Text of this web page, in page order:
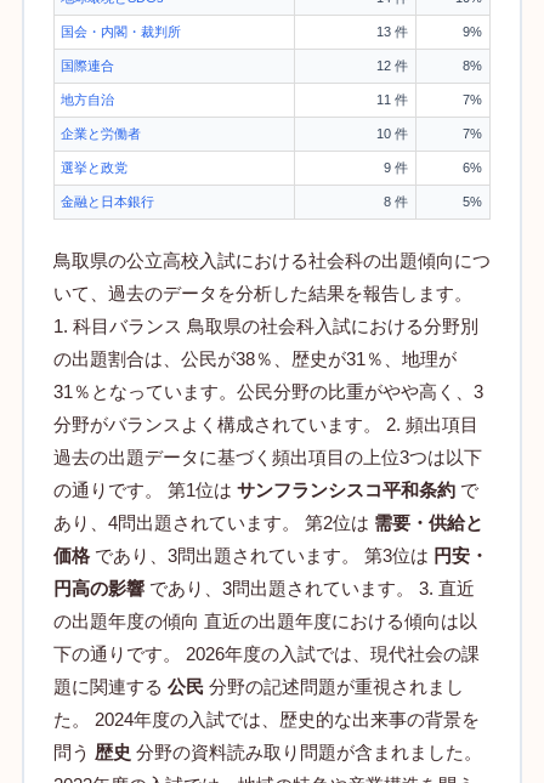
国会・内閣・裁判所 13 件 9%
国際連合 12 件 8%
地方自治 11 件 7%
企業と労働者 10 件 7%
選挙と政党 9 件 6%
金融と日本銀行 8 件 5%
鳥取県の公立高校入試における社会科の出題傾向につ
いて、過去のデータを分析した結果を報告します。
1. 科目バランス 鳥取県の社会科入試における分野別
の出題割合は、公民が38％、歴史が31％、地理が
31％となっています。公民分野の比重がやや高く、3
分野がバランスよく構成されています。 2. 頻出項目
過去の出題データに基づく頻出項目の上位3つは以下
の通りです。 第1位は サンフランシスコ平和条約で
あり、4問出題されています。 第2位は 需要・供給と
価格であり、3問出題されています。 第3位は 円安・
円高の影響であり、3問出題されています。 3. 直近
の出題年度の傾向 直近の出題年度における傾向は以
下の通りです。 2026年度の入試では、現代社会の課
題に関連する 公民分野の記述問題が重視されまし
た。 2024年度の入試では、歴史的な出来事の背景を
問う 歴史 分野の資料読み取り問題が含まれました。